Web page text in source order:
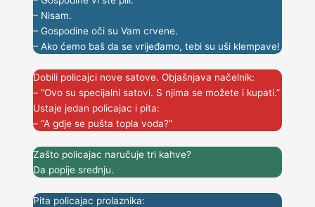
– Nisam.
– Gospodine oči su Vam crvene.
– Ako ćemo baš da se vrijeđamo, tebi su uši klempave!
Dobili policajci nove satove. Objašnjava načelnik:
– “Ovo su specijalni satovi. S njima se možete i kupati.”
Ustaje jedan policajac i pita:
– “A gdje se pušta topla voda?”
Zašto policajac naručuje tri kahve?
Da popije srednju.
Pita policajac prolaznika: